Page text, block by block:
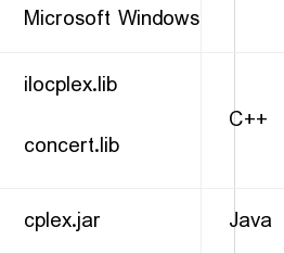
Microsoft Windows
ilocplex.lib
concert.lib
C++
cplex.jar
Java